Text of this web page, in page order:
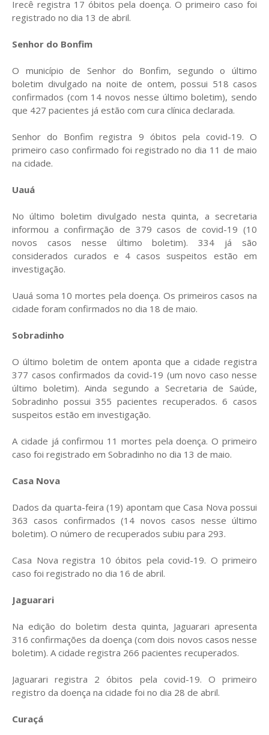
Irecê registra 17 óbitos pela doença. O primeiro caso foi
registrado no dia 13 de abril.
Senhor do Bonfim
O município de Senhor do Bonfim, segundo o último
boletim divulgado na noite de ontem, possui 518 casos
confirmados (com 14 novos nesse último boletim), sendo
que 427 pacientes já estão com cura clínica declarada.
Senhor do Bonfim registra 9 óbitos pela covid-19. O
primeiro caso confirmado foi registrado no dia 11 de maio
na cidade.
Uauá
No último boletim divulgado nesta quinta, a secretaria
informou a confirmação de 379 casos de covid-19 (10
novos casos nesse último boletim). 334 já são
considerados curados e 4 casos suspeitos estão em
investigação.
Uauá soma 10 mortes pela doença. Os primeiros casos na
cidade foram confirmados no dia 18 de maio.
Sobradinho
O último boletim de ontem aponta que a cidade registra
377 casos confirmados da covid-19 (um novo caso nesse
último boletim). Ainda segundo a Secretaria de Saúde,
Sobradinho possui 355 pacientes recuperados. 6 casos
suspeitos estão em investigação.
A cidade já confirmou 11 mortes pela doença. O primeiro
caso foi registrado em Sobradinho no dia 13 de maio.
Casa Nova
Dados da quarta-feira (19) apontam que Casa Nova possui
363 casos confirmados (14 novos casos nesse último
boletim). O número de recuperados subiu para 293.
Casa Nova registra 10 óbitos pela covid-19. O primeiro
caso foi registrado no dia 16 de abril.
Jaguarari
Na edição do boletim desta quinta, Jaguarari apresenta
316 confirmações da doença (com dois novos casos nesse
boletim). A cidade registra 266 pacientes recuperados.
Jaguarari registra 2 óbitos pela covid-19. O primeiro
registro da doença na cidade foi no dia 28 de abril.
Curaçá